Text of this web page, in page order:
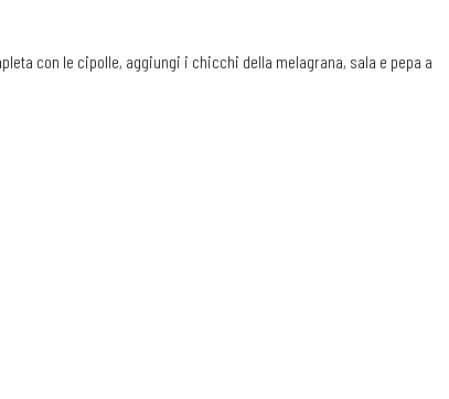
con le cipolle, aggiungi i chicchi della melagrana, sala e pepa a